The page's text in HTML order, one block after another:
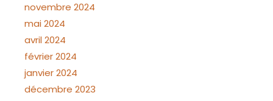
novembre 2024
mai 2024
avril 2024
février 2024
janvier 2024
décembre 2023